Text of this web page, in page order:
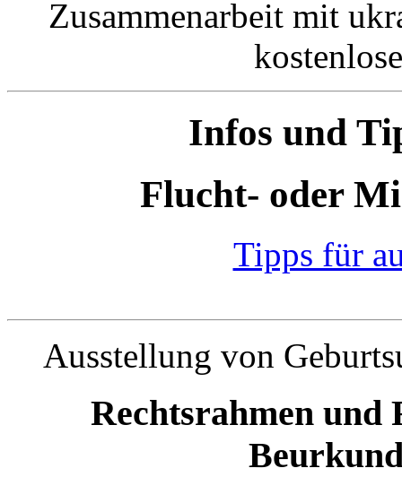
Zusammenarbeit mit
Infos und
Flucht- oder
Tipps für
Ausstellung von
Rechtsrahmen und